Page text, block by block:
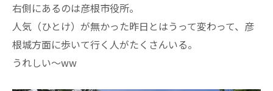
右側にあるのは彦根市役所。
人気（ひとけ）が無かった昨日とはうって変わって、彦
根城方面に歩いて行く人がたくさんいる。
うれしい～ww